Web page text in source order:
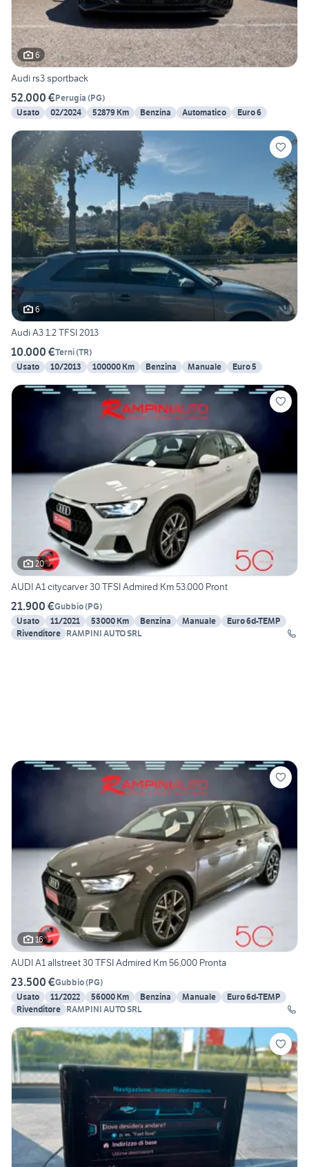
6
Audi rs3 sportback
52.000 €Perugia (PG)
Usato
02/2024 52879 Km Benzina Automatico Euro 6
6
Audi A3 1.2 TFSI 2013
10.000 €Terni(TR)
Usato
10/2013 100000 Km Benzina Manuale Euro 5
20
AUDI A1 citycarver 30 TFSI Admired Km 53.000 Pront
21.900 €Gubbio(PG)
Usato
11/2021 53000 Km Benzina Manuale
Euro 6d-TEMP
Rivenditore RAMPINI AUTO SRL
16
AUDI A1 allstreet 30 TFSI Admired Km 56.000 Pronta
23.500 €Gubbio(PG)
Usato
11/2022 56000 Km Benzina Manuale
Euro 6d-TEMP
Rivenditore RAMPINI AUTO SRL